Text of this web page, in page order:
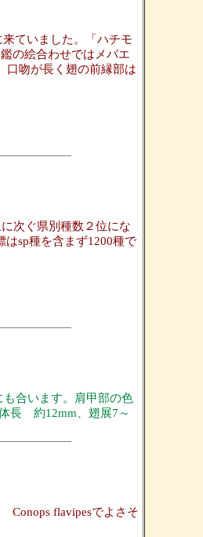
ていました。「ハチモ
の絵合わせではメバエ
口吻が長く翅の前縁部は
次ぐ県別種数２位にな
sp種を含まず1200種で
合います。肩甲部の色
長 約12mm、翅展7～
Conops flavipesでよさそ